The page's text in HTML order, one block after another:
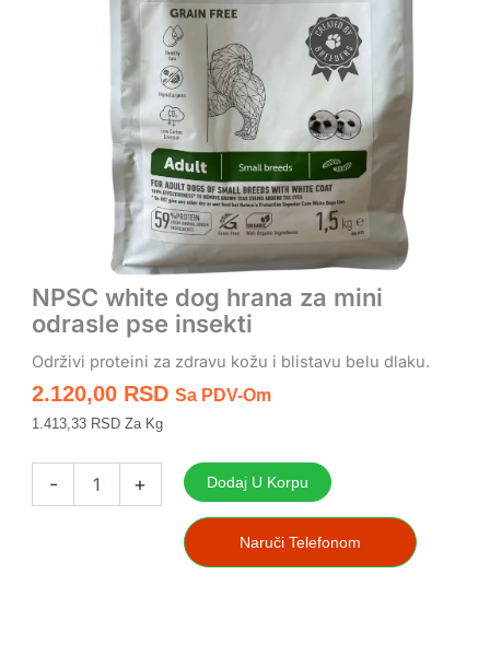
NPSC white dog hrana za mini
odrasle pse insekti
Održivi proteini za zdravu kožu i blistavu belu dlaku.
2.120,00 RSD Sa PDV-Om
1.413,33 RSD Za Kg
- + Dodaj U Korpu
Naruči Telefonom